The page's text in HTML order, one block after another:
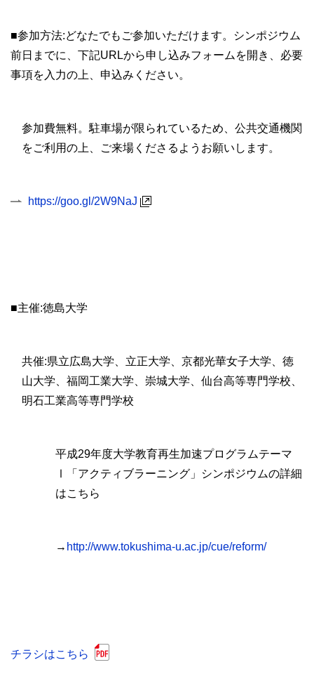
■参加方法:どなたでもご参加いただけます。シンポジウム
前日までに、下記URLから申し込みフォームを開き、必要
事項を入力の上、申込みください。
参加費無料。駐車場が限られているため、公共交通機関
をご利用の上、ご来場くださるようお願いします。
https://goo.gl/2W9NaJ
■主催:徳島大学
共催:県立広島大学、立正大学、京都光華女子大学、徳
山大学、福岡工業大学、崇城大学、仙台高等専門学校、
明石工業高等専門学校
平成29年度大学教育再生加速プログラムテーマ
Ⅰ「アクティブラーニング」シンポジウムの詳細
はこちら
→ http://www.tokushima-u.ac.jp/cue/reform/
チラシはこちら